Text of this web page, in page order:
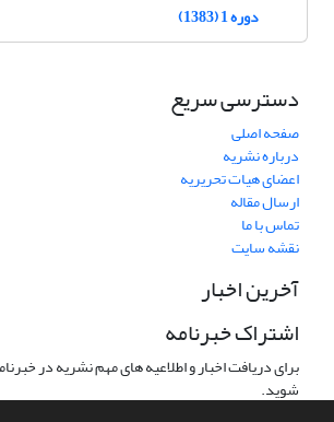
دوره 1 (1383)
دسترسی سریع
صفحه اصلی
درباره نشریه
اعضای هیات تحریریه
ارسال مقاله
تماس با ما
نقشه سایت
آخرین اخبار
اشتراک خبرنامه
برای دریافت اخبار و اطلاعیه های مهم نشریه در
شوید.